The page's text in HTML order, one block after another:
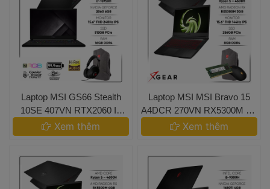
Laptop MSI GS66 Stealth
10SE 407VN RTX2060 I7
10750H 240Hz 16GB -
Laptop MSI
Xem thêm
Laptop MSI MSI Bravo 15
A4DCR 270VN RX5300M R5
4600H 8GB 256GB
Xem thêm